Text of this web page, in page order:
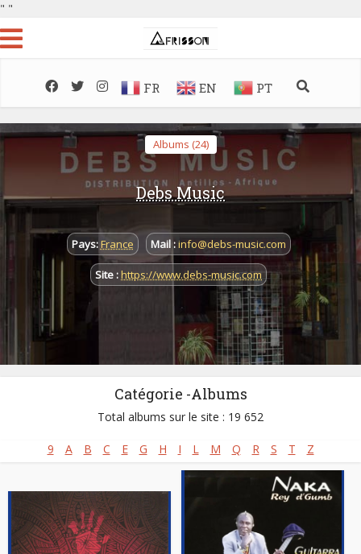
" "
FR EN PT
Albums (24)
Debs Music
Pays:France Mail :info@debs-music.com
Site :https://www.debs-music.com
Catégorie -Albums
Total albums sur le site : 19 652
9 A B C E G H I L M Q R S T Z